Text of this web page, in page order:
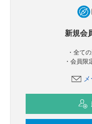
新規会
・全て
・会員